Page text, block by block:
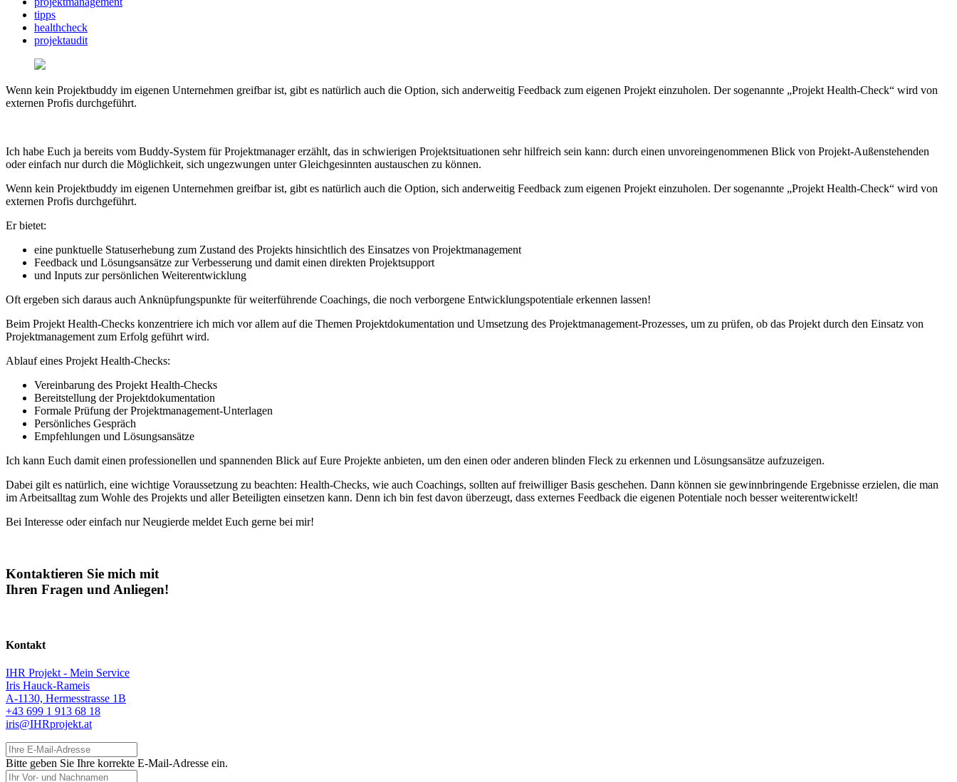
tipps
healthcheck
projektaudit
Wenn kein Projektbuddy im eigenen Unternehmen greifbar ist, gibt es natürlich auch die Option, sich anderweitig Feedback zum eigenen Projekt einzuholen. Der sogenannte „Projekt Health-Check“ wird von
externen Profis durchgeführt.
Ich habe Euch ja bereits vom Buddy-System für Projektmanager erzählt, das in schwierigen Projektsituationen sehr hilfreich sein kann: durch einen unvoreingenommenen Blick von Projekt-Außenstehenden
oder einfach nur durch die Möglichkeit, sich ungezwungen unter Gleichgesinnten austauschen zu können.
Wenn kein Projektbuddy im eigenen Unternehmen greifbar ist, gibt es natürlich auch die Option, sich anderweitig Feedback zum eigenen Projekt einzuholen. Der sogenannte „Projekt Health-Check“ wird von
externen Profis durchgeführt.
Er bietet:
eine punktuelle Statuserhebung zum Zustand des Projekts hinsichtlich des Einsatzes von Projektmanagement
Feedback und Lösungsansätze zur Verbesserung und damit einen direkten Projektsupport
und Inputs zur persönlichen Weiterentwicklung
Oft ergeben sich daraus auch Anknüpfungspunkte für weiterführende Coachings, die noch verborgene Entwicklungspotentiale erkennen lassen!
Beim Projekt Health-Checks konzentriere ich mich vor allem auf die Themen Projektdokumentation und Umsetzung des Projektmanagement-Prozesses, um zu prüfen, ob das Projekt durch den Einsatz von
Projektmanagement zum Erfolg geführt wird.
Ablauf eines Projekt Health-Checks:
Vereinbarung des Projekt Health-Checks
Bereitstellung der Projektdokumentation
Formale Prüfung der Projektmanagement-Unterlagen
Persönliches Gespräch
Empfehlungen und Lösungsansätze
Ich kann Euch damit einen professionellen und spannenden Blick auf Eure Projekte anbieten, um den einen oder anderen blinden Fleck zu erkennen und Lösungsansätze aufzuzeigen.
Dabei gilt es natürlich, eine wichtige Voraussetzung zu beachten: Health-Checks, wie auch Coachings, sollten auf freiwilliger Basis geschehen. Dann können sie gewinnbringende Ergebnisse erzielen, die man
im Arbeitsalltag zum Wohle des Projekts und aller Beteiligten einsetzen kann. Denn ich bin fest davon überzeugt, dass externes Feedback die eigenen Potentiale noch besser weiterentwickelt!
Bei Interesse oder einfach nur Neugierde meldet Euch gerne bei mir!
Kontaktieren Sie mich mit
Ihren Fragen und Anliegen!
Kontakt
IHR Projekt - Mein Service
Iris Hauck-Rameis
A-1130, Hermesstrasse 1B
+43 699 1 913 68 18
iris@IHRprojekt.at
Ihre E-Mail-Adresse
Bitte geben Sie Ihre korrekte E-Mail-Adresse ein.
Ihr Vor- und Nachnamen